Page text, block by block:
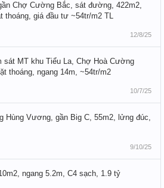
Chợ Cường Bắc, sát đường, 422m2,
thoáng, giá đầu tư ~54tr/m2 TL
12/8/25
sát MT khu Tiểu La, Chợ Hoà Cường
thoáng, ngang 14m, ~54tr/m2
10/7/25
Hùng Vương, gần Big C, 55m2, lửng đúc,
9/10/25
ngang 5.2m, C4 sạch, 1.9 tỷ